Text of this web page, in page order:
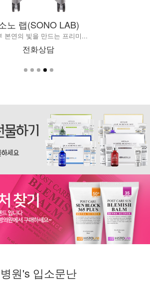
노 랩(SONO LAB)
본연의 빛을 만드는 프리미...
전화상담
병원's 입소문난